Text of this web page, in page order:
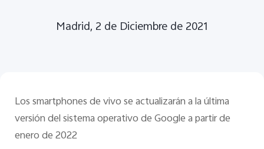
España | Seleccione país/región
Madrid, 2 de Diciembre de 2021
Los smartphones de vivo se actualizarán a la última
versión del sistema operativo de Google a partir de
enero de 2022